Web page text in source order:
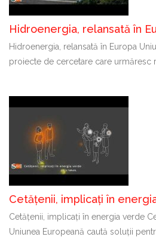
Hidroenergia, relansată în
Hidroenergia, relansată în Europa
proiecte de cercetare care urmăresc
Cetățenii, implicați în
Cetățenii, implicați în energia verde
Uniunea Europeană caută soluții